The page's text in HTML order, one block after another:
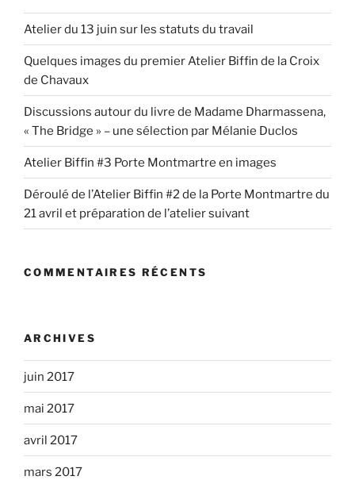
Atelier du 13 juin sur les statuts du travail
Quelques images du premier Atelier Biffin de la Croix
de Chavaux
Discussions autour du livre de Madame Dharmassena,
« The Bridge » – une sélection par Mélanie Duclos
Atelier Biffin #3 Porte Montmartre en images
Déroulé de l’Atelier Biffin #2 de la Porte Montmartre du
21 avril et préparation de l’atelier suivant
COMMENTAIRES RÉCENTS
ARCHIVES
juin 2017
mai 2017
avril 2017
mars 2017